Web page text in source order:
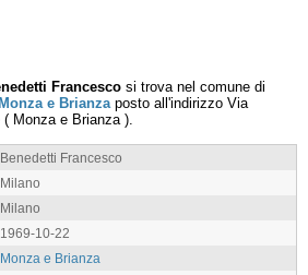
Francesco si trova nel comune di
Monza e Brianzaposto all'indirizzo Via
( Monza e Brianza).
Benedetti Francesco
Milano
Milano
1969-10-22
Monza e Brianza